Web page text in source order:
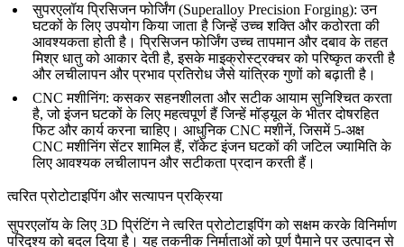
सुपरएलॉय प्रिसिजन फोर्जिंग (Superalloy Precision Forging): उन
घटकों के लिए उपयोग किया जाता है जिन्हें उच्च शक्ति और कठोरता की
आवश्यकता होती है।प्रिसिजन फोर्जिंगउच्च तापमान और दबाव के तहत
मिश्र धातु को आकार देती है, इसके माइक्रोस्ट्रक्चर को परिष्कृत करती है
और लचीलापन और प्रभाव प्रतिरोध जैसे यांत्रिक गुणों को बढ़ाती है।
CNC मशीनिंग: कसकर सहनशीलता और सटीक आयाम सुनिश्चित करता
है, जोइंजन घटकोंके लिए महत्वपूर्ण हैं जिन्हें मॉड्यूल के भीतर दोषरहित
फिट और कार्य करना चाहिए। आधुनिकCNC मशीनें, जिसमें 5-अक्ष
CNC मशीनिंग सेंटर शामिल हैं, रॉकेट इंजन घटकों की जटिल ज्यामिति के
लिए आवश्यक लचीलापन और सटीकता प्रदान करती हैं।
त्वरित प्रोटोटाइपिंग और सत्यापन प्रक्रिया
सुपरएलॉय के लिए 3D प्रिंटिंगने त्वरित प्रोटोटाइपिंग को सक्षम करके विनिर्माण
परिदृश्य को बदल दिया है। यह तकनीक निर्माताओं को पूर्ण पैमाने पर उत्पादन से